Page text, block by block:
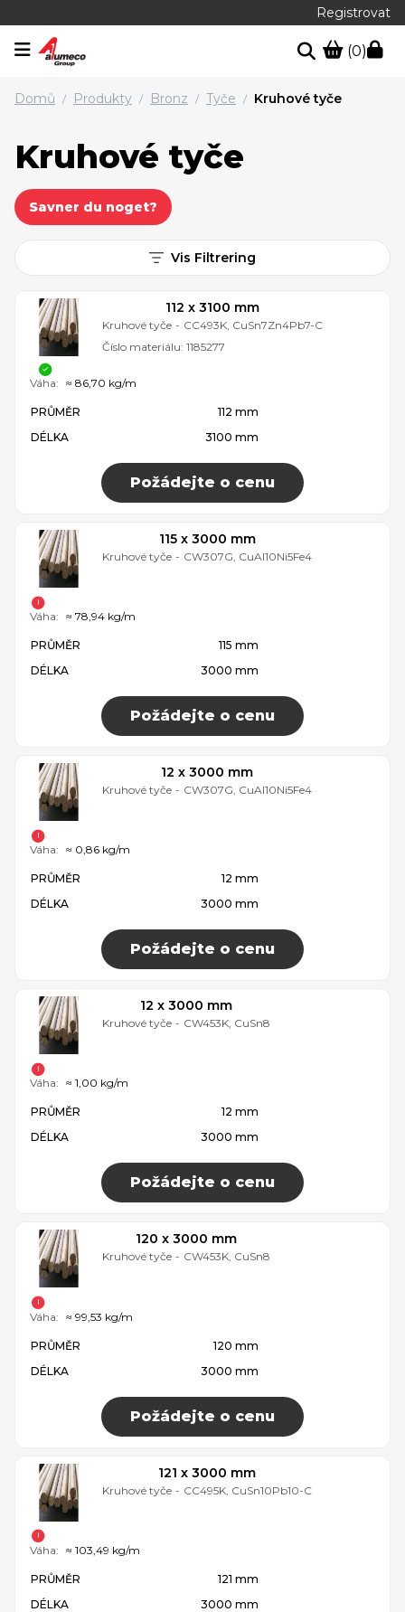
Registrovat
(0)
Domů / Produkty / Bronz / Tyče / Kruhové tyče
Kruhové tyče
Savner du noget?
Vis Filtrering
112 x 3100 mm
Kruhové tyče - CC493K, CuSn7Zn4Pb7-C
Číslo materiálu: 1185277
PRŮMĚR
112 mm
DÉLKA
3100 mm
Požádejte o cenu
Váha: ≈ 86,70 kg/m
115 x 3000 mm
Kruhové tyče - CW307G, CuAl10Ni5Fe4
PRŮMĚR
115 mm
DÉLKA
3000 mm
Požádejte o cenu
Váha: ≈ 78,94 kg/m
12 x 3000 mm
Kruhové tyče - CW307G, CuAl10Ni5Fe4
PRŮMĚR
12 mm
DÉLKA
3000 mm
Požádejte o cenu
Váha: ≈ 0,86 kg/m
12 x 3000 mm
Kruhové tyče - CW453K, CuSn8
PRŮMĚR
12 mm
DÉLKA
3000 mm
Požádejte o cenu
Váha: ≈ 1,00 kg/m
120 x 3000 mm
Kruhové tyče - CW453K, CuSn8
PRŮMĚR
120 mm
DÉLKA
3000 mm
Požádejte o cenu
Váha: ≈ 99,53 kg/m
121 x 3000 mm
Kruhové tyče - CC495K, CuSn10Pb10-C
PRŮMĚR
121 mm
DÉLKA
3000 mm
Váha: ≈ 103,49 kg/m